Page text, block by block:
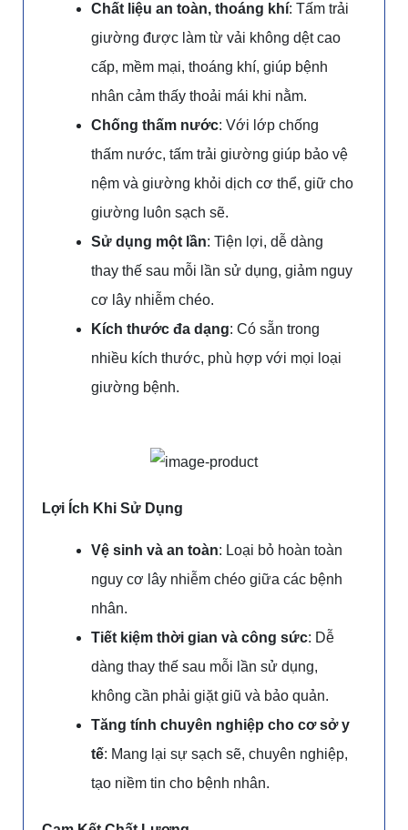
Chất liệu an toàn, thoáng khí: Tấm trải
giường được làm từ vải không dệt cao
cấp, mềm mại, thoáng khí, giúp bệnh
nhân cảm thấy thoải mái khi nằm.
Chống thấm nước: Với lớp chống
thấm nước, tấm trải giường giúp bảo vệ
nệm và giường khỏi dịch cơ thể, giữ cho
giường luôn sạch sẽ.
Sử dụng một lần: Tiện lợi, dễ dàng
thay thế sau mỗi lần sử dụng, giảm nguy
cơ lây nhiễm chéo.
Kích thước đa dạng: Có sẵn trong
nhiều kích thước, phù hợp với mọi loại
giường bệnh.
Lợi Ích Khi Sử Dụng
Vệ sinh và an toàn: Loại bỏ hoàn toàn
nguy cơ lây nhiễm chéo giữa các bệnh
nhân.
Tiết kiệm thời gian và công sức: Dễ
dàng thay thế sau mỗi lần sử dụng,
không cần phải giặt giũ và bảo quản.
Tăng tính chuyên nghiệp cho cơ sở y
tế: Mang lại sự sạch sẽ, chuyên nghiệp,
tạo niềm tin cho bệnh nhân.